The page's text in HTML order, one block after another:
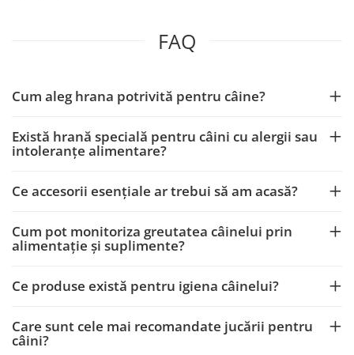
FAQ
Cum aleg hrana potrivită pentru câine?
Există hrană specială pentru câini cu alergii sau
intoleranțe alimentare?
Ce accesorii esențiale ar trebui să am acasă?
Cum pot monitoriza greutatea câinelui prin
alimentație și suplimente?
Ce produse există pentru igiena câinelui?
Care sunt cele mai recomandate jucării pentru
câini?